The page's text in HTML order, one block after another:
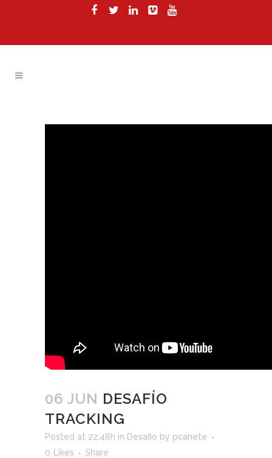
06 JUN DESAFÍO
TRACKING
Posted at 22:48h in Desafio by pcanete
0
Likes Share